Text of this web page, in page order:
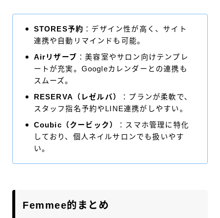
STORES予約 ：デザイン性が高く、サイト
連携や自動リマインドも可能。
Airリザーブ ：美容室やサロン向けテンプレ
ートが充実。Googleカレンダーとの連携も
スムーズ。
RESERVA（レゼルバ）
：プランが柔軟で、
スタッフ指名予約やLINE連携がしやすい。
Coubic（クービック）
：スマホ管理に特化
しており、個人ネイルサロンでも扱いやす
い。
Femmee的まとめ